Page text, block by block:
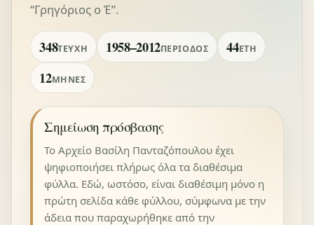
“Γρηγόριος ο Έ”.
348ΤΕΎΧΗ 1958–2012ΠΕΡΊΟΔΟΣ 44ΈΤΗ
12ΜΉΝΕΣ
Σημείωση πρόσβασης
Το Αρχείο Βασίλη Πανταζόπουλου έχει
ψηφιοποιήσει πλήρως όλα τα διαθέσιμα
φύλλα. Εδώ, ωστόσο, είναι διαθέσιμη μόνο η
πρώτη σελίδα κάθε φύλλου, σύμφωνα με την
άδεια που παραχωρήθηκε από την